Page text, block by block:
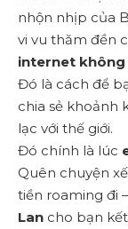
nhộn nhịp của
vi vu thăm đền
internet không
Đó là cách để
chia sẻ khoảnh
lạc với thế giới.
Đó chính là lúc
Quên chuyện
tiền roaming đi
Lan cho bạn